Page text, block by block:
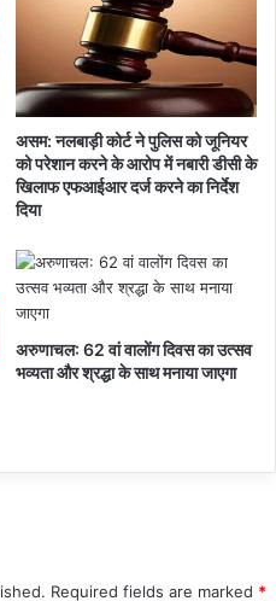
असम: नलबाड़ी कोर्ट ने पुलिस को जूनियर
को परेशान करने के आरोप में नबारी डीसी के
खिलाफ एफआईआर दर्ज करने का निर्देश
दिया
अरुणाचल: 62 वां वालोंग दिवस का उत्सव
भव्यता और श्रद्धा के साथ मनाया जाएगा
Required fields are marked *